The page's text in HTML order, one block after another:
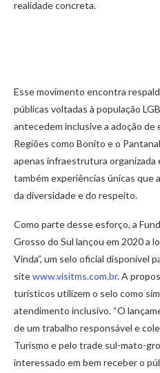
realidade concreta.
Esse movimento encontra
públicas voltadas à população
antecedem inclusive a adoção
Regiões como Bonito e o
apenas infraestrutura organizada
também experiências únicas que
da diversidade e do respeito.
Como parte desse esforço, a
Grosso do Sul lançou em 2020 a
Vinda”, um selo oficial disponível
sitewww.visitms.com.br. A
turísticos utilizem o selo como
atendimento inclusivo. “O
de um trabalho responsável e
Turismo e pelo trade sul-mato-
interessado em bem receber o